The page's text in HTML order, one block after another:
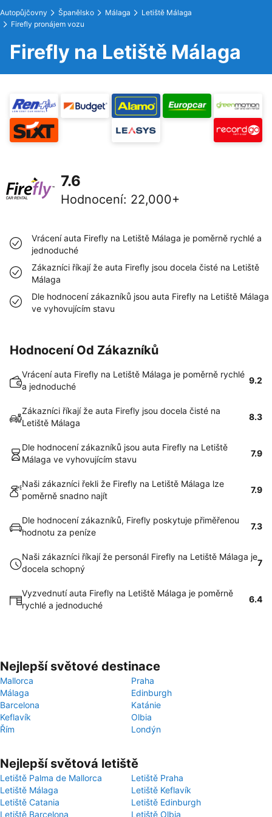
Autopůjčovny Španělsko Málaga
Letiště Málaga
Firefly pronájem vozu
Firefly na Letiště Málaga
7.6
Hodnocení: 22,000+
Vrácení auta Firefly na Letiště Málaga je poměrně rychlé a
jednoduché
Zákazníci říkají že auta Firefly jsou docela čisté na Letiště
Málaga
Dle hodnocení zákazníků jsou auta Firefly na Letiště Málaga
ve vyhovujícím stavu
Hodnocení Od Zákazníků
Vrácení auta Firefly na Letiště Málaga je poměrně rychlé
a jednoduché
9.2
Zákazníci říkají že auta Firefly jsou docela čisté na
Letiště Málaga
8.3
Dle hodnocení zákazníků jsou auta Firefly na Letiště
Málaga ve vyhovujícím stavu
7.9
Naši zákazníci řekli že Firefly na Letiště Málaga lze
poměrně snadno najít
7.9
Dle hodnocení zákazníků, Firefly poskytuje přiměřenou
hodnotu za peníze
7.3
Naši zákazníci říkají že personál Firefly na Letiště Málaga je
docela schopný
7
Vyzvednutí auta Firefly na Letiště Málaga je poměrně
rychlé a jednoduché
6.4
Nejlepší světové destinace
Mallorca
Praha
Málaga
Edinburgh
Barcelona
Katánie
Keflavík
Olbia
Řím
Londýn
Nejlepší světová letiště
Letiště Palma de Mallorca
Letiště Praha
Letiště Málaga
Letiště Keflavík
Letiště Catania
Letiště Edinburgh
Letiště Barcelona
Letiště Olbia